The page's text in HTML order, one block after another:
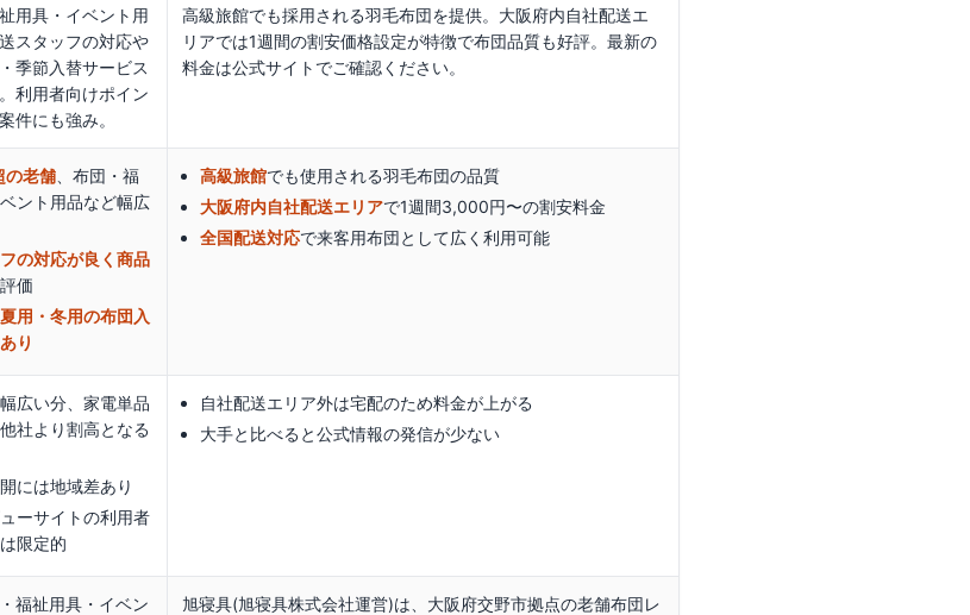
用具・イベント用
スタッフの対応や
季節入替サービス
利用者向けポイン
件にも強み。
高級旅館でも採用される羽毛布団を提供。大阪府内自社配送エ
リアでは1週間の割安価格設定が特徴で布団品質も好評。最新の
料金は公式サイトでご確認ください。
の老舗 、布団・福
ント用品など幅広
の対応が良く商品
価
用・冬用の布団入
り
高級旅館でも使用される羽毛布団の品質
大阪府内自社配送エリアで1週間3,000円〜の割安料金
全国配送対応で来客用布団として広く利用可能
広い分、家電単品
社より割高となる
には地域差あり
ーサイトの利用者
限定的
自社配送エリア外は宅配のため料金が上がる
大手と比べると公式情報の発信が少ない
福祉用具・イベン
旭寝具(旭寝具株式会社運営)は、大阪府交野市拠点の老舗布団レ